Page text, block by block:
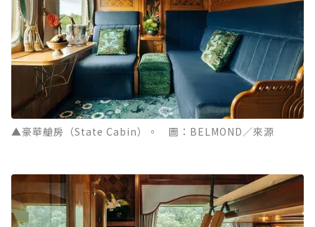
▲豪華艙房（State Cabin）。 圖：BELMOND／來源